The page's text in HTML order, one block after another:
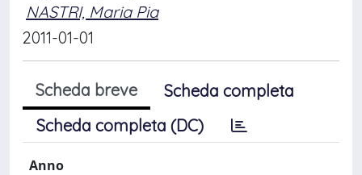
NASTRI, Maria Pia
2011-01-01
Scheda breve
Scheda completa
Scheda completa (DC)
Anno